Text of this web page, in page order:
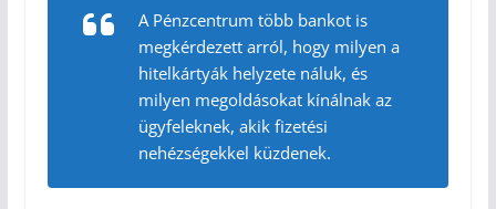
A Pénzcentrum több bankot is
megkérdezett arról, hogy milyen a
hitelkártyák helyzete náluk, és
milyen megoldásokat kínálnak az
ügyfeleknek, akik fizetési
nehézségekkel küzdenek.